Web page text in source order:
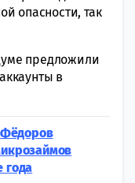
опасности, так
предложили
в
Фёдоров
года